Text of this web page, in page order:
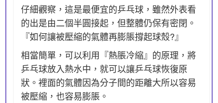
仔細觀察，這是最便宜的乒乓球，雖然外表看
的出是由二個半圓接起，但整體仍保有密閉。
『如何讓被壓縮的氣體再膨脹撐起球殼?』
相當簡單，可以利用『熱脹冷縮』的原理，將
乒乓球放入熱水中，就可以讓乒乓球恢復原
狀。裡面的氣體因為分子間的距離大所以容易
被壓縮，也容易膨脹。